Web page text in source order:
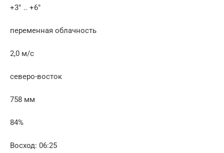
+3° .. +6°
переменная облачность
2,0 м/с
северо-восток
758 мм
84%
Восход: 06:25